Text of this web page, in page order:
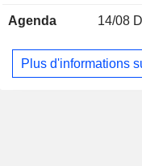
en Afrique du Sud.
Agenda 14/08
Plus d'informations